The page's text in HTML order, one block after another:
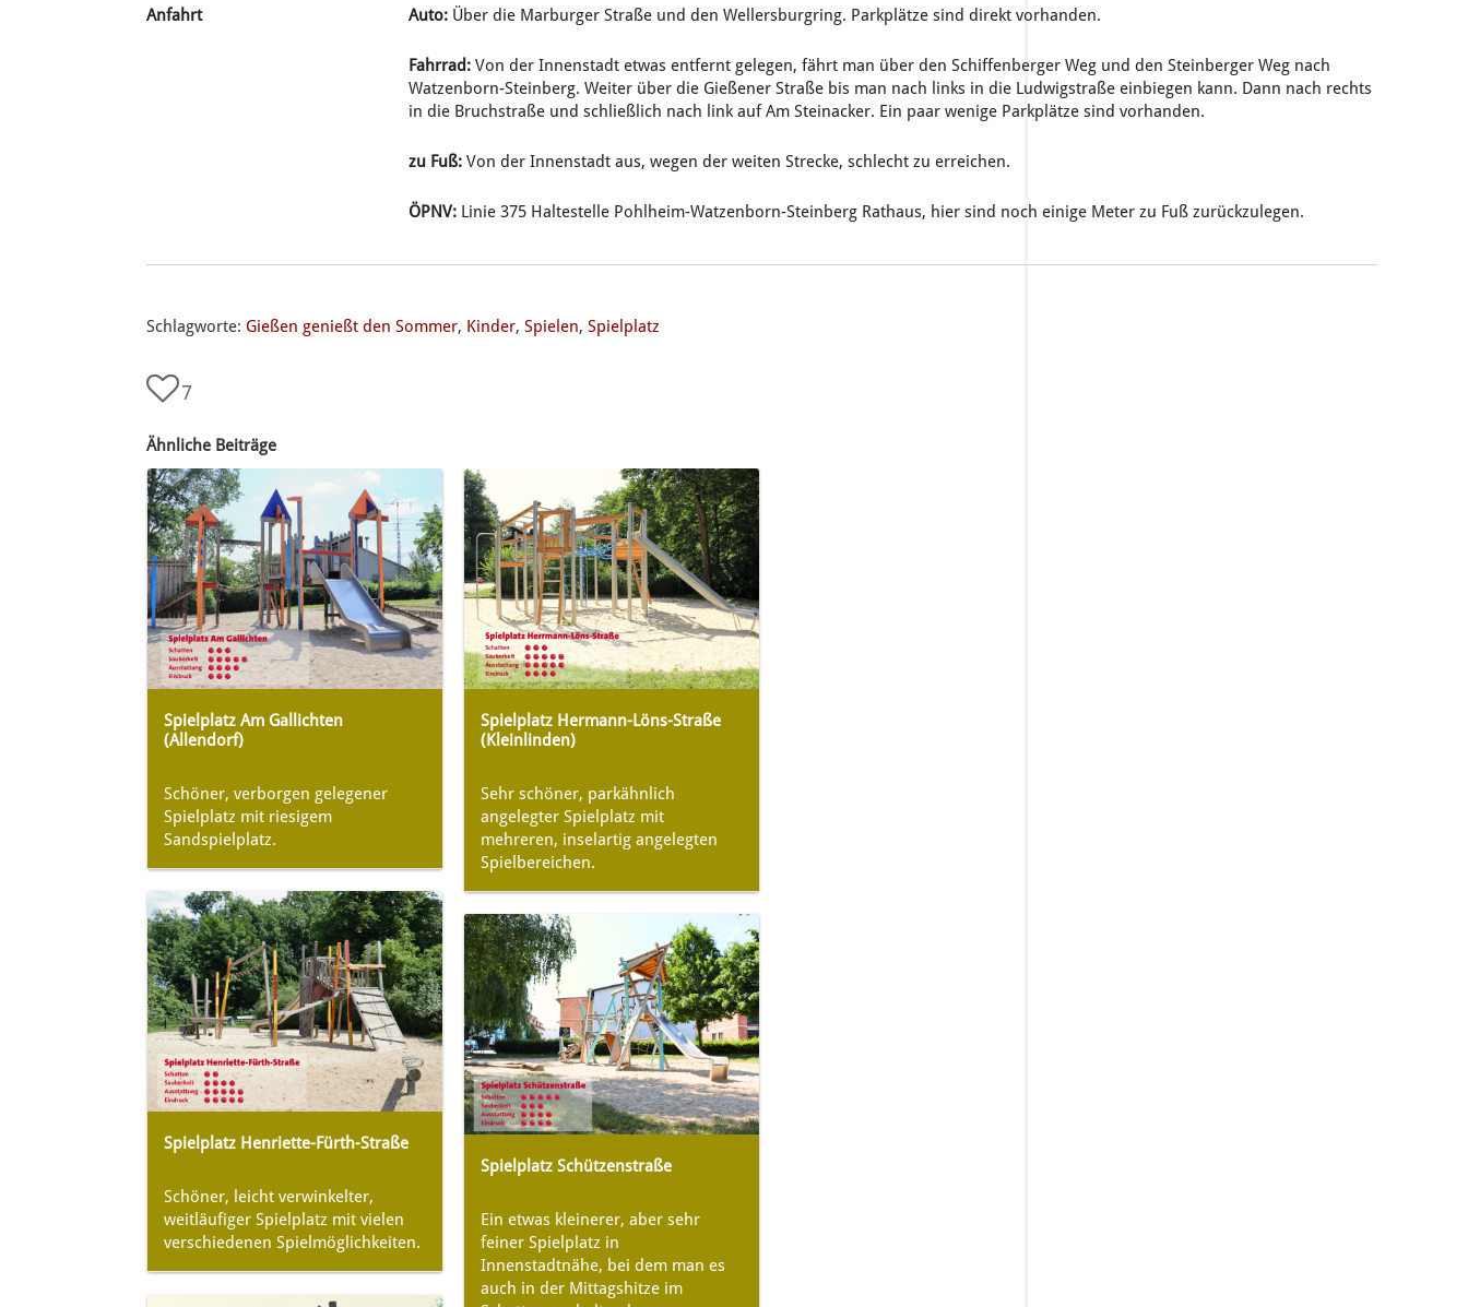
Anfahrt Auto: Über die Marburger Straße und den Wellersburgring. Parkplätze sind direkt vorhanden.
Fahrrad: Von der Innenstadt etwas entfernt gelegen, fährt man über den Schiffenberger Weg und den Steinberger Weg nach
Watzenborn-Steinberg. Weiter über die Gießener Straße bis man nach links in die Ludwigstraße einbiegen kann. Dann nach rechts
in die Bruchstraße und schließlich nach link auf Am Steinacker. Ein paar wenige Parkplätze sind vorhanden.
zu Fuß: Von der Innenstadt aus, wegen der weiten Strecke, schlecht zu erreichen.
ÖPNV: Linie 375 Haltestelle Pohlheim-Watzenborn-Steinberg Rathaus, hier sind noch einige Meter zu Fuß zurückzulegen.
Schlagworte: Gießen genießt den Sommer, Kinder,Spielen,Spielplatz
7
Ähnliche Beiträge
Spielplatz Am Gallichten
(Allendorf)
Schöner, verborgen gelegener
Spielplatz mit riesigem
Sandspielplatz.
Spielplatz Hermann-Löns-Straße
(Kleinlinden)
Sehr schöner, parkähnlich
angelegter Spielplatz mit
mehreren, inselartig angelegten
Spielbereichen.
Spielplatz Henriette-Fürth-Straße
Schöner, leicht verwinkelter,
weitläufiger Spielplatz mit vielen
verschiedenen Spielmöglichkeiten.
Spielplatz Schützenstraße
Ein etwas kleinerer, aber sehr
feiner Spielplatz in
Innenstadtnähe, bei dem man es
auch in der Mittagshitze im